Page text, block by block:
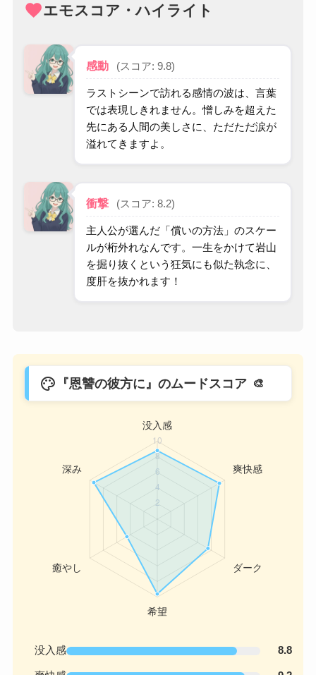
favoriteエモスコア・ハイライト
感動 (スコア: 9.8)
ラストシーンで訪れる感情の波は、言葉
では表現しきれません。憎しみを超えた
先にある人間の美しさに、ただただ涙が
溢れてきますよ。
衝撃 (スコア: 8.2)
主人公が選んだ「償いの方法」のスケー
ルが桁外れなんです。一生をかけて岩山
を掘り抜くという狂気にも似た執念に、
度肝を抜かれます！
palette 『恩讐の彼方に』のムードスコア
没入感 8.8